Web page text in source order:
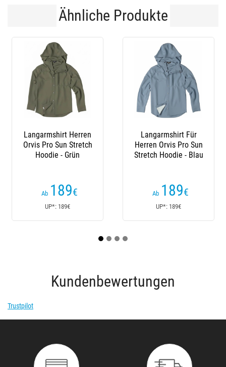
Ähnliche Produkte
Langarmshirt Herren
Orvis Pro Sun Stretch
Hoodie - Grün
Ab 189€
UP*: 189€
Langarmshirt Für
Herren Orvis Pro Sun
Stretch Hoodie - Blau
Ab 189€
UP*: 189€
Kundenbewertungen
Trustpilot